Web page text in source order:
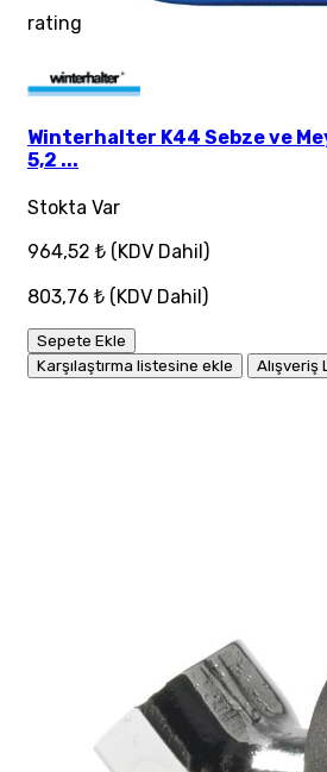
rating
Winterhalter K44 Sebze ve
5,2 ...
Stokta Var
964,52 ₺ (KDV Dahil)
803,76 ₺ (KDV Dahil)
Sepete Ekle
Karşılaştırma listesine ekle
Alışveriş